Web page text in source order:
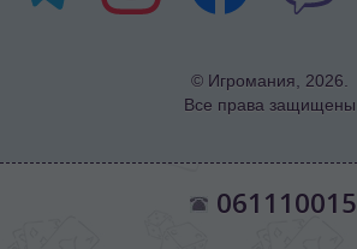
© Игромания, 2026.
Все права защищены
061110015